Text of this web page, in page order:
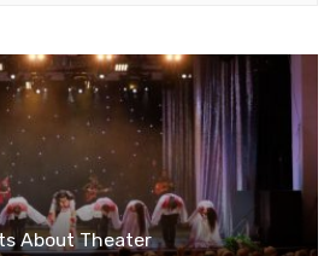
About Theater